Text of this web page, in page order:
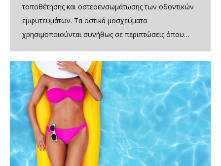
τοποθέτησης και οστεοενσωμάτωσης των οδοντικών
εμφυτευμάτων. Τα οστικά μοσχεύματα
χρησιμοποιούνται συνήθως σε περιπτώσεις όπου…